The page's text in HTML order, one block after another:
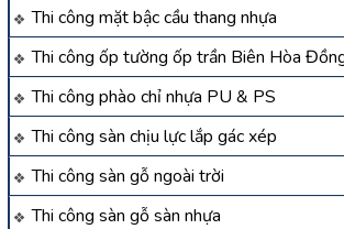
Thi công mặt bậc cầu thang nhựa
Thi công ốp tường ốp trần Biên Hòa
Thi công phào chỉ nhựa PU & PS
Thi công sàn chịu lực lắp gác xép
Thi công sàn gỗ ngoài trời
Thi công sàn gỗ sàn nhựa